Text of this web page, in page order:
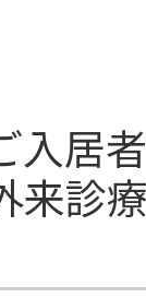
入居
来診